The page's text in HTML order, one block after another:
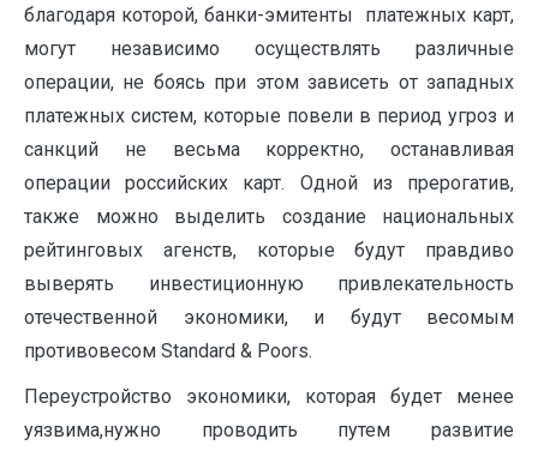
благодаря которой, банки-эмитенты платежных карт,
могут независимо осуществлять различные
операции, не боясь при этом зависеть от западных
платежных систем, которые повели в период угроз и
санкций не весьма корректно, останавливая
операции российских карт. Одной из прерогатив,
также можно выделить создание национальных
рейтинговых агенств, которые будут правдиво
выверять инвестиционную привлекательность
отечественной экономики, и будут весомым
противовесом Standard & Poors.
Переустройство экономики, которая будет менее
уязвима,нужно проводить путем развитие